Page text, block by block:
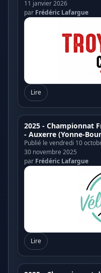
11 janvier 2026
par Frédéric Lafargue
Lire
2025 - Championnat
- Auxerre (Yonne-
Publié le vendredi 10
30 novembre 2025
par Frédéric Lafargue
Lire